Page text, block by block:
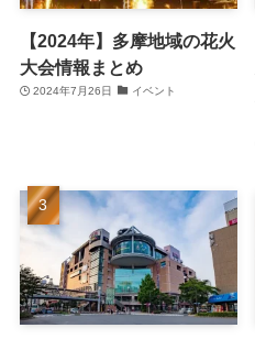
【2024年】多摩地域の花火
大会情報まとめ
2024年7月26日 イベント